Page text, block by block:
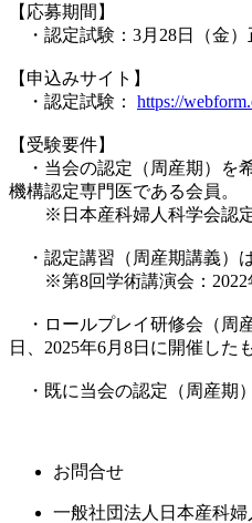
【応募期間】
・認定試験：3月28日（金）
【申込みサイト】
・認定試験： https://
【受験要件】
・当会の認定（周産期）を
機構認定専門医である会員。
※日本産科婦人科学会認定
・認定講習（周産期講義）
※第8回学術講演会：2022年
・ロールプレイ研修会（周
日、2025年6月8日に開催した
・既に当会の認定（周産期
お問合せ
一般社団法人日本産科